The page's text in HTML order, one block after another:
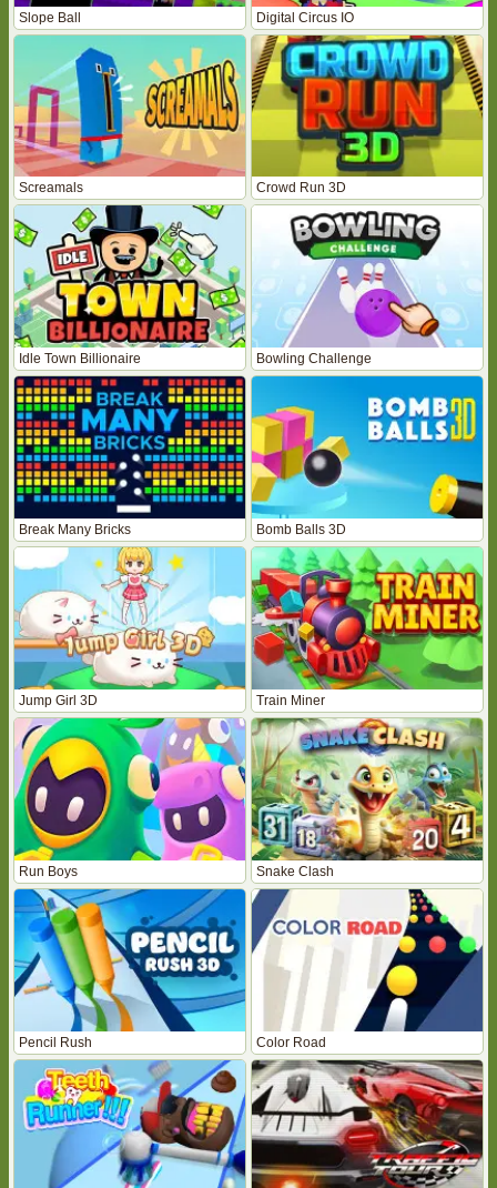
Slope Ball Digital Circus IO
Screamals Crowd Run 3D
Idle Town Billionaire Bowling Challenge
Break Many Bricks Bomb Balls 3D
Jump Girl 3D Train Miner
Run Boys Snake Clash
Pencil Rush Color Road